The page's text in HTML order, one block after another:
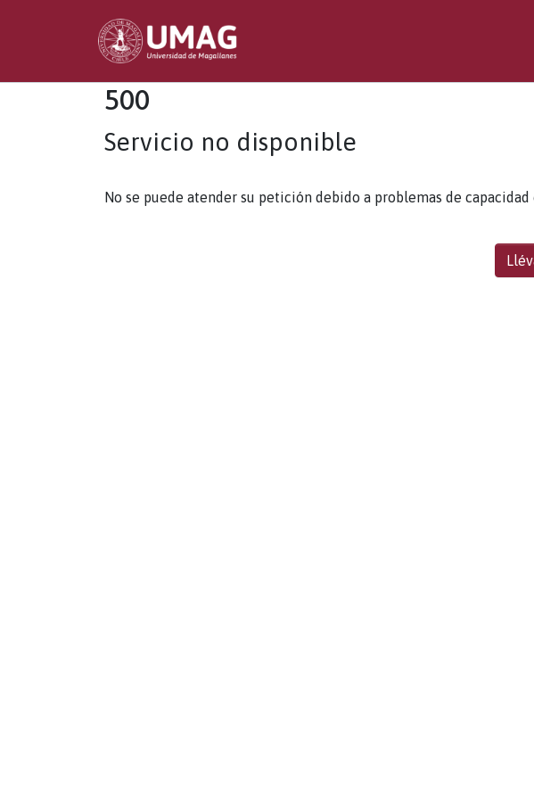
500
Servicio no disponible
No se puede atender su petición debido a problemas de